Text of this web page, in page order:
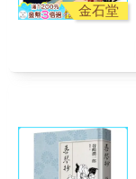
金石堂